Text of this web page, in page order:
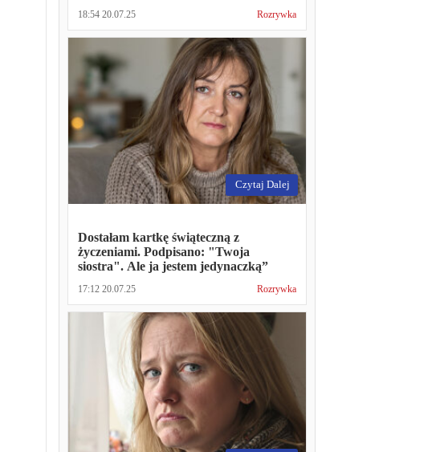
18:54 20.07.25 Rozrywka
Czytaj Dalej
Dostałam kartkę świąteczną z
życzeniami. Podpisano: "Twoja
siostra". Ale ja jestem jedynaczką”
17:12 20.07.25 Rozrywka